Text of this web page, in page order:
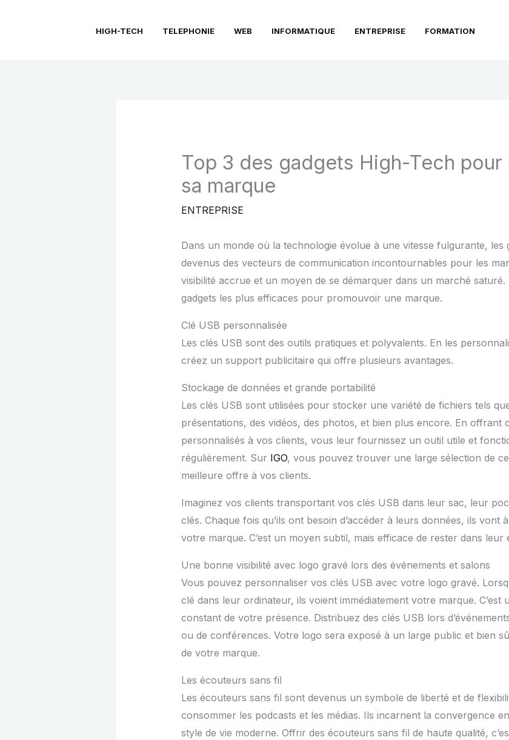
HIGH-TECH TELEPHONIE WEB INFORMATIQUE ENTREPRISE FORMATION
Top 3 des gadgets High-Tech
sa marque
ENTREPRISE
Dans un monde où la technologie évolue à une vitesse fulgurante, les
devenus des vecteurs de communication incontournables pour les
visibilité accrue et un moyen de se démarquer dans un marché
gadgets les plus efficaces pour promouvoir une marque.
Clé USB personnalisée
Les clés USB sont des outils pratiques et polyvalents. En les
créez un support publicitaire qui offre plusieurs avantages.
Stockage de données et grande portabilité
Les clés USB sont utilisées pour stocker une variété de fichiers tels
présentations, des vidéos, des photos, et bien plus encore. En offrant
personnalisés à vos clients, vous leur fournissez un outil utile et
régulièrement. Sur IGO, vous pouvez trouver une large sélection de
meilleure offre à vos clients.
Imaginez vos clients transportant vos clés USB dans leur sac, leur
clés. Chaque fois qu’ils ont besoin d’accéder à leurs données, ils vont
votre marque. C’est un moyen subtil, mais efficace de rester dans leur
Une bonne visibilité avec logo gravé lors des événements et salons
Vous pouvez personnaliser vos clés USB avec votre logo gravé.
clé dans leur ordinateur, ils voient immédiatement votre marque. C’est
constant de votre présence. Distribuez des clés USB lors
ou de conférences. Votre logo sera exposé à un large public et bien
de votre marque.
Les écouteurs sans fil
Les écouteurs sans fil sont devenus un symbole de liberté et de
consommer les podcasts et les médias. Ils incarnent la convergence
style de vie moderne. Offrir des écouteurs sans fil de haute qualité,